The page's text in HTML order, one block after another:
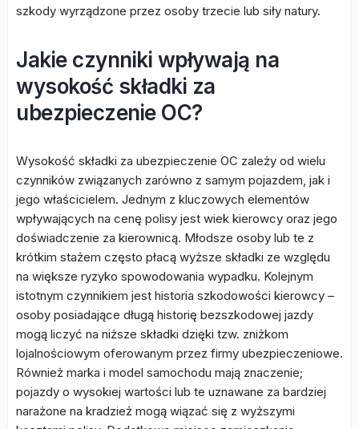
szkody wyrządzone przez osoby trzecie lub siły natury.
Jakie czynniki wpływają na
wysokość składki za
ubezpieczenie OC?
Wysokość składki za ubezpieczenie OC zależy od wielu
czynników związanych zarówno z samym pojazdem, jak i
jego właścicielem. Jednym z kluczowych elementów
wpływających na cenę polisy jest wiek kierowcy oraz jego
doświadczenie za kierownicą. Młodsze osoby lub te z
krótkim stażem często płacą wyższe składki ze względu
na większe ryzyko spowodowania wypadku. Kolejnym
istotnym czynnikiem jest historia szkodowości kierowcy –
osoby posiadające długą historię bezszkodowej jazdy
mogą liczyć na niższe składki dzięki tzw. zniżkom
lojalnościowym oferowanym przez firmy ubezpieczeniowe.
Również marka i model samochodu mają znaczenie;
pojazdy o wysokiej wartości lub te uznawane za bardziej
narażone na kradzież mogą wiązać się z wyższymi